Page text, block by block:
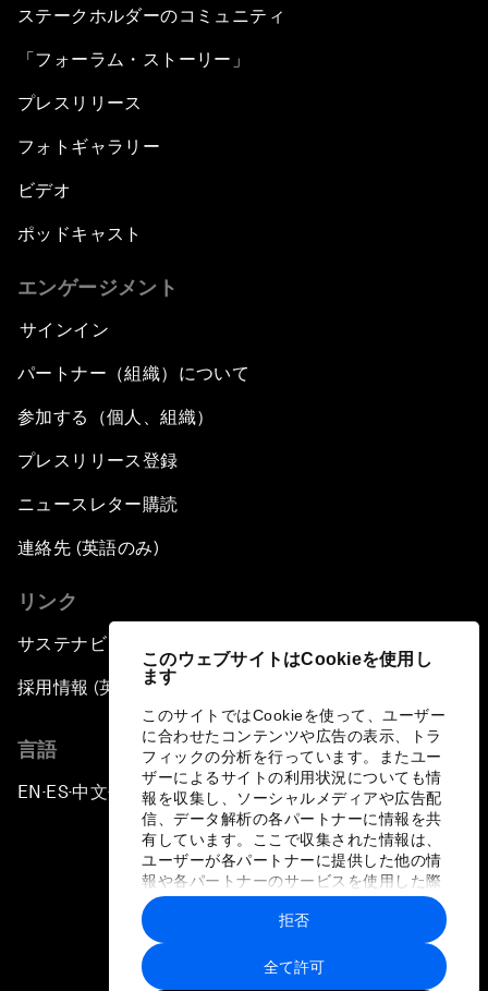
このウェブサイトはCookieを使用し
ます
このサイトではCookieを使って、ユーザー
に合わせたコンテンツや広告の表示、トラ
フィックの分析を行っています。またユー
ザーによるサイトの利用状況についても情
報を収集し、ソーシャルメディアや広告配
信、データ解析の各パートナーに情報を共
有しています。ここで収集された情報は、
ユーザーが各パートナーに提供した他の情
報や各パートナーのサービスを使用した際
に収集された情報と組み合わされ、各パー
トナーによって使用されることがありま
す。
全て許可
拒否
ステークホルダーのコミュニティ
「フォーラム・ストーリー」
プレスリリース
フォトギャラリー
ビデオ
ポッドキャスト
エンゲージメント
サインイン
パートナー（組織）について
参加する（個人、組織）
プレスリリース登録
ニュースレター購読
連絡先 (英語のみ)
リンク
サステナビリティへの取り組み
採用情報 (英語のみ)
言語
EN ▪ ES▪中文▪ 日本語
プライバシーポリシーと利用規約
サイトマップ